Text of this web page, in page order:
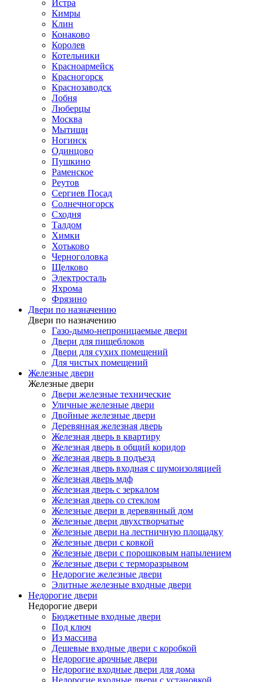
Истра
Кимры
Клин
Конаково
Королев
Котельники
Красноармейск
Красногорск
Краснозаводск
Лобня
Люберцы
Москва
Мытищи
Ногинск
Одинцово
Пушкино
Раменское
Реутов
Сергиев Посад
Солнечногорск
Сходня
Талдом
Химки
Хотьково
Черноголовка
Щелково
Электросталь
Яхрома
Фрязино
Двери по назначению
Двери по назначению
Газо-дымо-непроницаемые двери
Двери для пищеблоков
Двери для сухих помещений
Для чистых помещений
Железные двери
Железные двери
Двери железные технические
Уличные железные двери
Двойные железные двери
Деревянная железная дверь
Железная дверь в квартиру
Железная дверь в общий коридор
Железная дверь в подъезд
Железная дверь входная с шумоизоляцией
Железная дверь мдф
Железная дверь с зеркалом
Железная дверь со стеклом
Железные двери в деревянный дом
Железные двери двухстворчатые
Железные двери на лестничную площадку
Железные двери с ковкой
Железные двери с порошковым напылением
Железные двери с терморазрывом
Недорогие железные двери
Элитные железные входные двери
Недорогие двери
Недорогие двери
Бюджетные входные двери
Под ключ
Из массива
Дешевые входные двери с коробкой
Недорогие арочные двери
Недорогие входные двери для дома